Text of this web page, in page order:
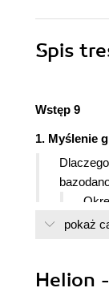
Spis
Wstęp 9
1. Myślenie
Od
pokaż
Helion